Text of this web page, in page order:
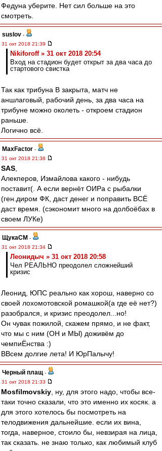
Федуна уберите. Нет сил больше на это
смотреть.
suslov -
31 окт 2018 21:39
Nikiforoff » 31 окт 2018 20:54
Вход на стадион будет открыт за два часа до
стартового свистка
Так как трибуна B закрыта, матч не
аншлаговый, рабочий день, за два часа на
трибуне можно околеть - откроем стадион
раньше.
Логично всё.
MaxFactor -
31 окт 2018 21:38
SAS
Алекперов, Измайлова какого - нибудь
поставит(. А если вернёт ОИРа с рыбалки
(ген.диром ФК, даст денег и поправить ВСЁ
даст время. (сэкономит много на долбоёбах в
своем ЛУКе)
ЩукаСМ -
31 окт 2018 21:34
Леонидыч » 31 окт 2018 20:58
Чел РЕАЛЬНО преодолел сложнейший
кризис
Леонид, ЮПС реально как хорош, наверно со
своей лохомотовской ромашкой(а где её нет?)
разобрался, и кризис преодолел...но!
Он чувак пожилой, скажем прямо, и не факт,
что мы с ним (ОН и МЫ) доживём до
чемпиЁнства :)
ВВсем долгие лета! И ЮрПалычу!
Черный плащ -
31 окт 2018 21:33
Mosfilmovskiy , ну, для этого надо, чтобы все-
таки точно сказали, что это именно их косяк. а
для этого хотелось бы посмотреть на
телодвижения дальнейшие. если их вина,
тогда, наверное, стоило бы, невзирая на лица,
так сказать. не знаю только, как любимый клуб